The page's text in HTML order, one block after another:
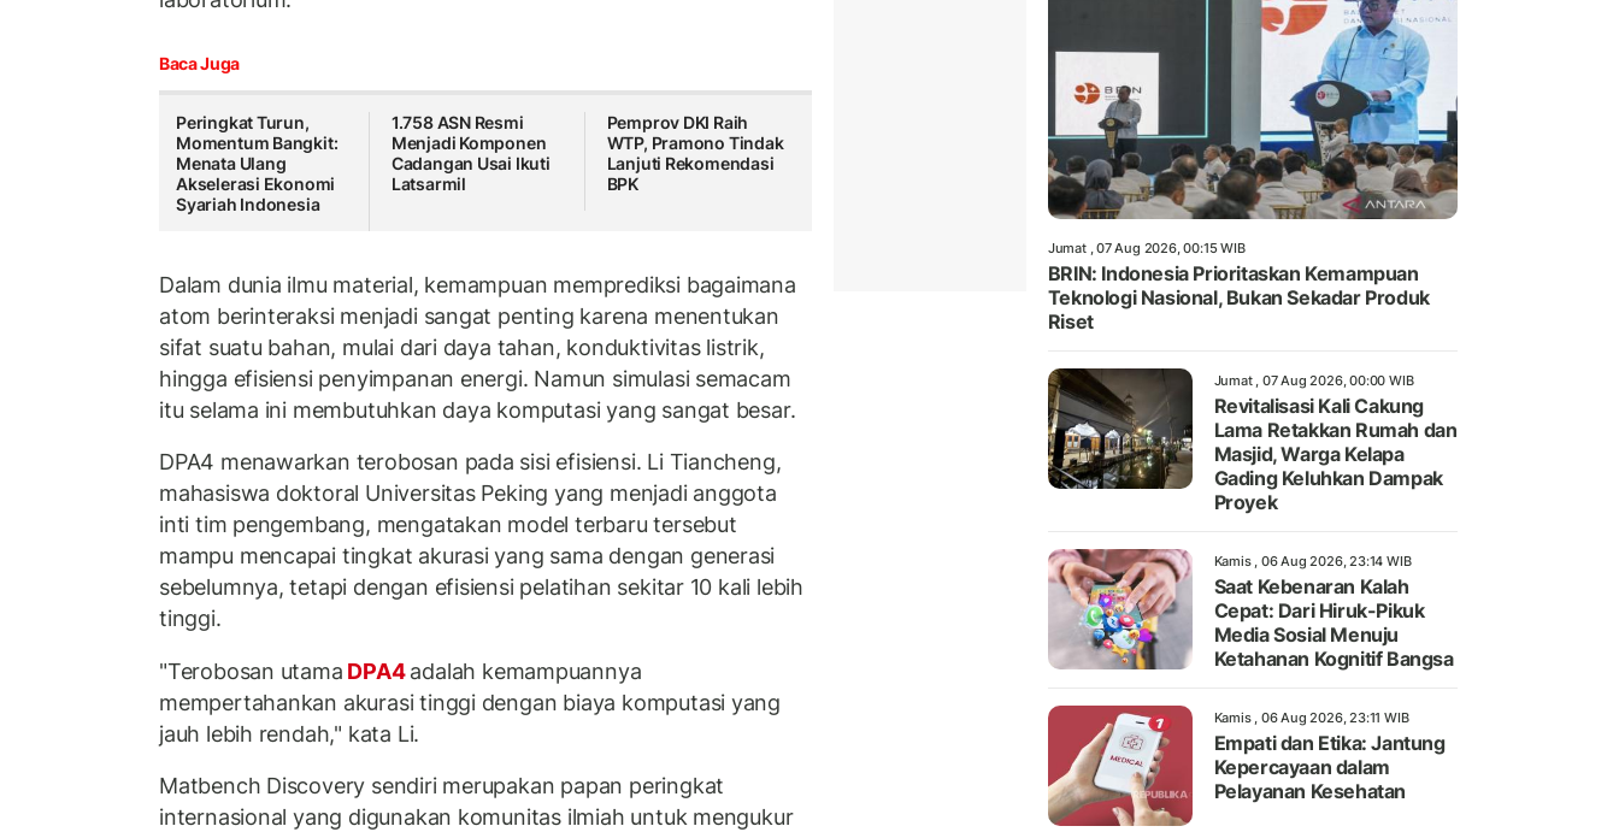
Baca Juga
Peringkat Turun,
Momentum Bangkit:
Menata Ulang
Akselerasi Ekonomi
Syariah Indonesia
1.758 ASN Resmi
Menjadi Komponen
Cadangan Usai Ikuti
Latsarmil
Pemprov DKI Raih
WTP, Pramono Tindak
Lanjuti Rekomendasi
BPK
Dalam dunia ilmu material, kemampuan memprediksi bagaimana
atom berinteraksi menjadi sangat penting karena menentukan
sifat suatu bahan, mulai dari daya tahan, konduktivitas listrik,
hingga efisiensi penyimpanan energi. Namun simulasi semacam
itu selama ini membutuhkan daya komputasi yang sangat besar.
DPA4 menawarkan terobosan pada sisi efisiensi. Li Tiancheng,
mahasiswa doktoral Universitas Peking yang menjadi anggota
inti tim pengembang, mengatakan model terbaru tersebut
mampu mencapai tingkat akurasi yang sama dengan generasi
sebelumnya, tetapi dengan efisiensi pelatihan sekitar 10 kali lebih
tinggi.
"Terobosan utama DPA4adalah kemampuannya
mempertahankan akurasi tinggi dengan biaya komputasi yang
jauh lebih rendah," kata Li.
Matbench Discovery sendiri merupakan papan peringkat
internasional yang digunakan komunitas ilmiah untuk mengukur
Jumat , 07 Aug 2026, 00:15 WIB
BRIN: Indonesia Prioritaskan Kemampuan
Teknologi Nasional, Bukan Sekadar Produk
Riset
Jumat , 07 Aug 2026, 00:00 WIB
Revitalisasi Kali Cakung
Lama Retakkan Rumah dan
Masjid, Warga Kelapa
Gading Keluhkan Dampak
Proyek
Kamis , 06 Aug 2026, 23:14 WIB
Saat Kebenaran Kalah
Cepat: Dari Hiruk-Pikuk
Media Sosial Menuju
Ketahanan Kognitif Bangsa
Kamis , 06 Aug 2026, 23:11 WIB
Empati dan Etika: Jantung
Kepercayaan dalam
Pelayanan Kesehatan